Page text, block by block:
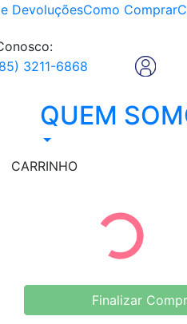
DevoluçõesComo Comprar
3211-6868
QUEM
CARRINHO
Finalizar